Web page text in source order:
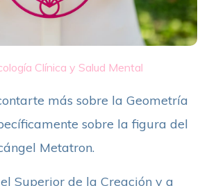
Clínica y Salud Mental
más sobre la Geometría
sobre la figura del
Metatron.
Superior de la Creación y a